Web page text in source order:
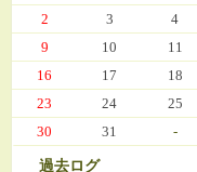
2
3 4
9
10 11
16
17 18
23
24 25
30
31 -
過去ログ